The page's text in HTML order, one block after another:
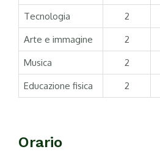
Tecnologia
2
Arte e immagine
2
Musica
2
Educazione fisica
2
Orario